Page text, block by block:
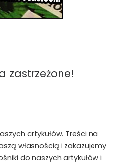
zastrzeżone!
artykułów. Treści na
własnością i zakazujemy
do naszych artykułów i